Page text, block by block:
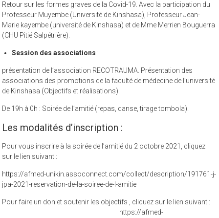
Retour sur les formes graves de la Covid-19. Avec la participation du
Professeur Muyembe (Université de Kinshasa), Professeur Jean-
Marie kayembe (université de Kinshasa) et de Mme Merrien Bouguerra
(CHU Pitié Salpétrière).
Session des associations :
présentation de l’association RECOTRAUMA. Présentation des
associations des promotions de la faculté de médecine de l’université
de Kinshasa (Objectifs et réalisations).
De 19h à 0h : Soirée de l’amitié (repas, danse, tirage tombola).
Les modalités d’inscription :
Pour vous inscrire à la soirée de l’amitié du 2 octobre 2021, cliquez
sur le lien suivant :
https://afmed-unikin.assoconnect.com/collect/description/191761-j-
jpa-2021-reservation-de-la-soiree-de-l-amitie
Pour faire un don et soutenir les objectifs , cliquez sur le lien suivant :
https://afmed-